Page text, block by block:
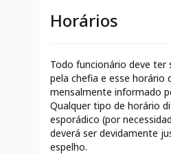
Horários
Todo funcionário deve ter
pela chefia e esse horário
mensalmente informado
Qualquer tipo de horário
esporádico (por
deverá ser devidamente
espelho.